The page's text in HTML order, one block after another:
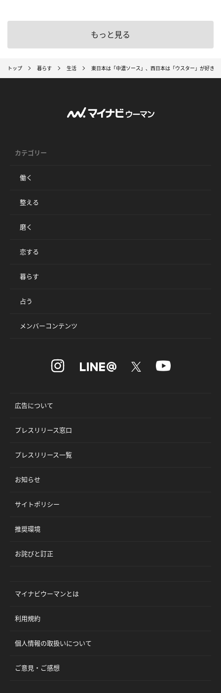
もっと見る
トップ 暮らす 生活 東日本は「中濃ソース」、西日本は「ウスター」が好き
カテゴリー
働く
整える
磨く
恋する
暮らす
占う
メンバーコンテンツ
広告について
プレスリリース窓口
プレスリリース一覧
お知らせ
サイトポリシー
推奨環境
お詫びと訂正
マイナビウーマンとは
利用規約
個人情報の取扱いについて
ご意見・ご感想